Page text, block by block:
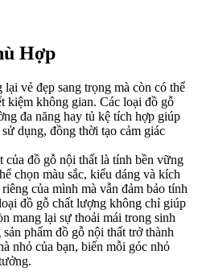
Hợp
vẻ đẹp sang trọng mà còn có thể
kiệm không gian. Các loại đồ gỗ
đa năng hay tủ kệ tích hợp giúp
dụng, đồng thời tạo cảm giác
đồ gỗ nội thất là tính bền vững
chọn màu sắc, kiểu dáng và kích
của mình mà vẫn đảm bảo tính
đồ gỗ chất lượng không chỉ giúp
mang lại sự thoải mái trong sinh
phẩm đồ gỗ nội thất trở thành
nhỏ của bạn, biến mỗi góc nhỏ